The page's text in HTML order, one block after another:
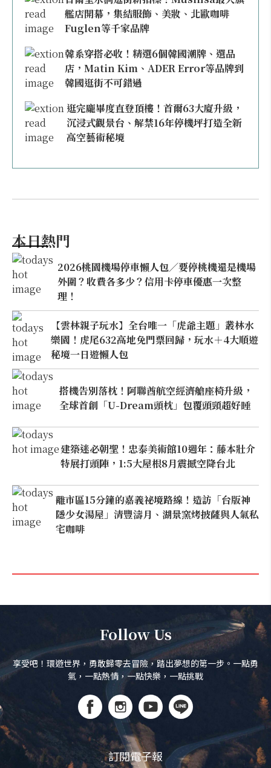
艦店開幕，集結服飾、美妝、北歐咖啡
Fuglen等千家品牌
韓系穿搭必收！精選6個韓國潮牌、選品
店，Matin Kim、ADER Error等品牌到
韓國逛街不可錯過
逛完龐畢度直登頂樓！首爾63大廈升級，
沉浸式觀景台、解禁16年停機坪打造全新
高空藝術秘境
本日熱門
2026桃園機場停車懶人包／要停桃機還是機場
外圍？收費各多少？信用卡停車優惠一次整
理！
【雲林親子玩水】全台唯一「虎爺主題」叢林水
樂園！虎尾632高地免門票回歸，玩水＋4大順遊
秘境一日遊懶人包
搭機告別落枕！阿聯酋航空經濟艙座椅升級，
全球首創「U-Dream頭枕」包覆頭頸超好睡
建築迷必朝聖！忠泰美術館10週年：藤本壯介
特展打頭陣，1:5大屋根8月震撼空降台北
離市區15分鐘的嘉義祕境路線！造訪「台版神
隱少女湯屋」清豐濤月、湖景窯烤披薩與人氣私
宅咖啡
Follow Us
享受吧！環遊世界，勇敢歸零去冒險，踏出夢想的第一步。一點勇
氣，一點熱情，一點快樂，一點挑戰
訂閱電子報